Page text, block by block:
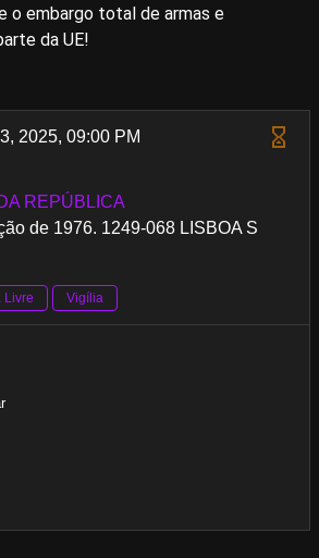
o embargo total de armas e
da UE!
2025, 09:00 PM
REPÚBLICA
de 1976. 1249-068 LISBOA S
Livre Vigília